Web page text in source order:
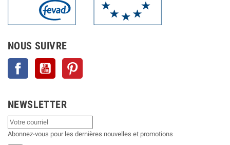
NOUS SUIVRE
Facebook YouTube
NEWSLETTER
Abonnez-vous pour les dernières nouvelles et promotions